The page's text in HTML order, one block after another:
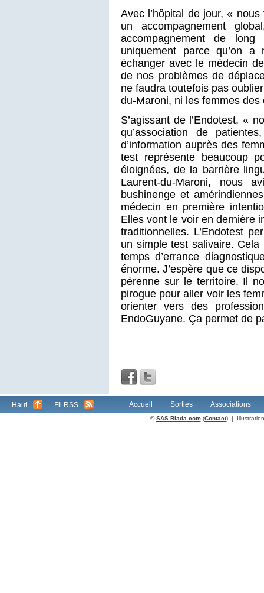
Avec l’hôpital de jour, «
un accompagnement
accompagnement de
uniquement parce qu’on
échanger avec le médecin
de nos problèmes de
ne faudra toutefois pas
du-Maroni, ni les femmes des
S’agissant de l’Endotest, «
qu’association de
d’information auprès des
test représente beaucoup
éloignées, de la barrière
Laurent-du-Maroni, nous
bushinenge et
médecin en première
Elles vont le voir en dernière
traditionnelles. L’Endotest
un simple test salivaire.
temps d’errance
énorme. J’espère que ce
pérenne sur le territoire. Il
pirogue pour aller voir les
orienter vers des
EndoGuyane. Ça permet de
Haut Fil RSS Accueil Sorties Associations
©SAS Blada.com(Contact) |